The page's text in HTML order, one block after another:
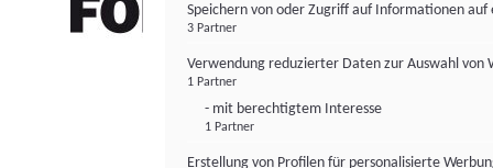
Speichern von oder Zugriff auf Informationen auf
3 Partner
Verwendung reduzierter Daten zur Auswahl von
1 Partner
- mit berechtigtem Interesse
1 Partner
Erstellung von Profilen für personalisierte
FONDS professionell